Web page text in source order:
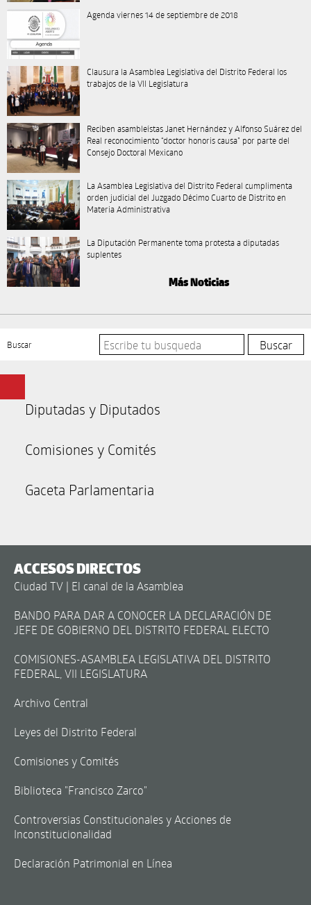
Agenda viernes 14 de septiembre de 2018
Clausura la Asamblea Legislativa del Distrito Federal los
trabajos de la VII Legislatura
Reciben asambleístas Janet Hernández y Alfonso Suárez del
Real reconocimiento “doctor honoris causa” por parte del
Consejo Doctoral Mexicano
La Asamblea Legislativa del Distrito Federal cumplimenta
orden judicial del Juzgado Décimo Cuarto de Distrito en
Materia Administrativa
La Diputación Permanente toma protesta a diputadas
suplentes
Más Noticias
Buscar
Diputadas y Diputados
Comisiones y Comités
Gaceta Parlamentaria
ACCESOS DIRECTOS
Ciudad TV | El canal de la Asamblea
BANDO PARA DAR A CONOCER LA DECLARACIÓN DE
JEFE DE GOBIERNO DEL DISTRITO FEDERAL ELECTO
COMISIONES-ASAMBLEA LEGISLATIVA DEL DISTRITO
FEDERAL, VII LEGISLATURA
Archivo Central
Leyes del Distrito Federal
Comisiones y Comités
Biblioteca "Francisco Zarco"
Controversias Constitucionales y Acciones de
Inconstitucionalidad
Declaración Patrimonial en Línea